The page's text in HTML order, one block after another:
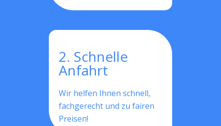
2. Schnelle
Anfahrt
Wir helfen Ihnen schnell,
fachgerecht und zu fairen
Preisen!